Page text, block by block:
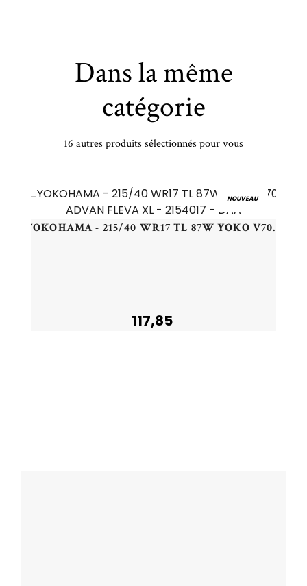
Dans la même
catégorie
16 autres produits sélectionnés pour vous
NOUVEAU
YOKOHAMA - 215/40 WR17 TL 87W YOKO V701 ADVAN FLEVA XL - 2154017 - DAA
117,85